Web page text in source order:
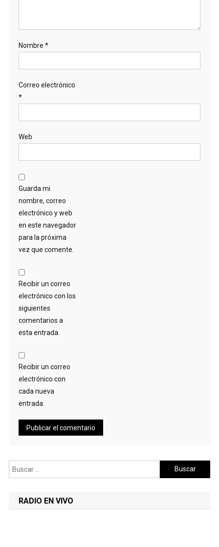
Nombre *
Correo electrónico
*
Web
Guarda mi
nombre, correo
electrónico y web
en este navegador
para la próxima
vez que comente.
Recibir un correo
electrónico con los
siguientes
comentarios a
esta entrada.
Recibir un correo
electrónico con
cada nueva
entrada.
Buscar:
RADIO EN VIVO